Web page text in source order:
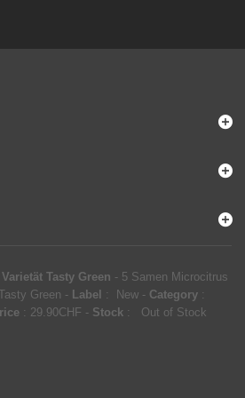
Tasty Green - 5 Samen Microcitrus
Green - Label : New- Category:
: 29.90CHF - Stock : Out of Stock